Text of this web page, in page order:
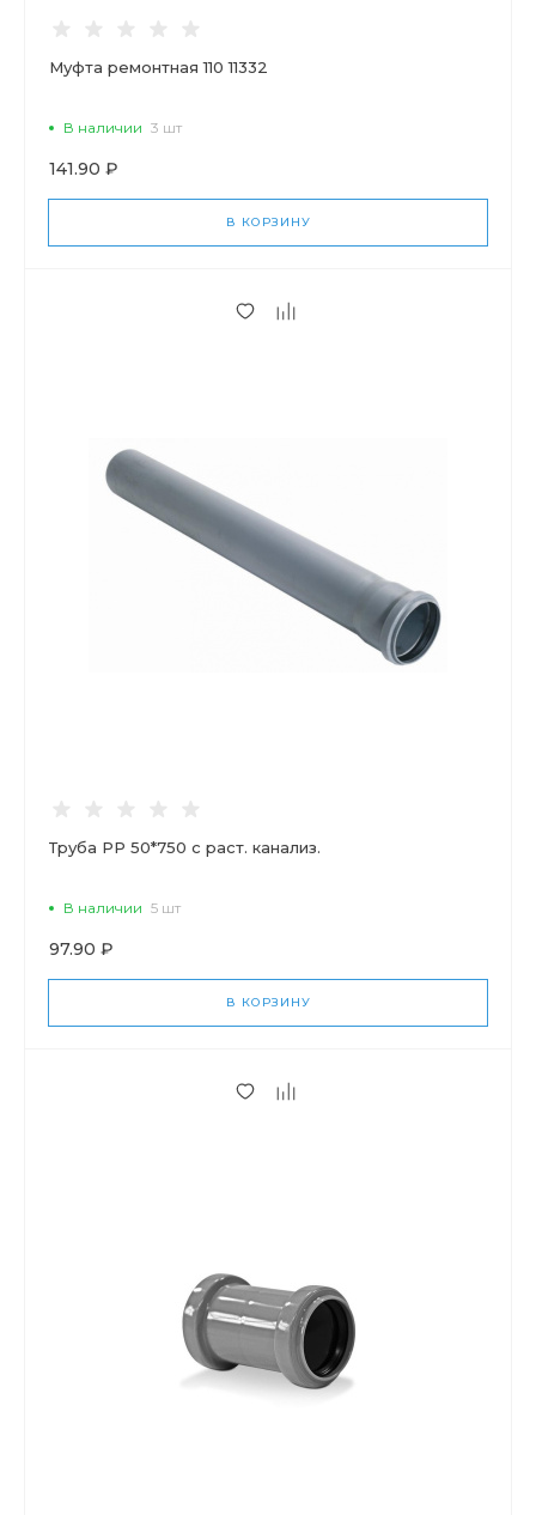
Муфта ремонтная 110 11332
В наличии 3 шт
141.90 ₽
В КОРЗИНУ
Труба РР 50*750 с раст. канализ.
В наличии 5 шт
97.90 ₽
В КОРЗИНУ